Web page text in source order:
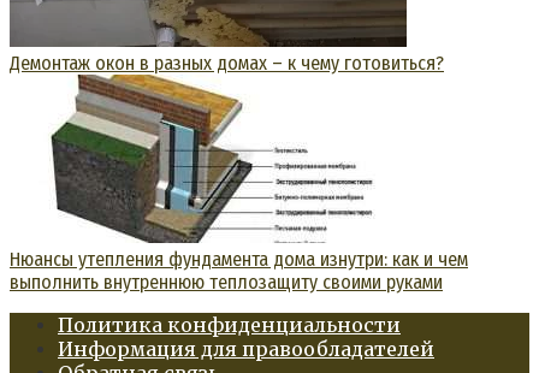
Демонтаж окон в разных домах – к чему готовиться?
Нюансы утепления фундамента дома изнутри: как и чем
выполнить внутреннюю теплозащиту своими руками
Политика конфиденциальности
Информация для правообладателей